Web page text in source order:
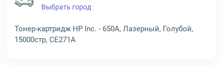
Выбрать город
Тонер-картридж HP Inc. - 650A, Лазерный, Голубой,
15000стр, CE271A